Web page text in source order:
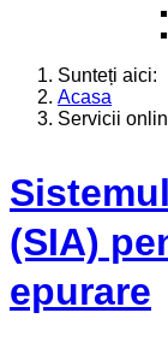
Sunteți aici:
Acasa
Servicii
(SIA)
epurare